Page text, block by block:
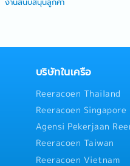
บริษัทในเครือ
Reeracoen Thailand
Reeracoen Singapore
Agensi Pekerjaan
Reeracoen Taiwan
Reeracoen Vietnam